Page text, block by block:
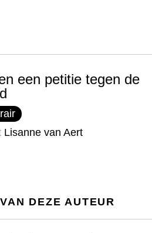
een petitie tegen de
Lisanne van Aert
DEZE AUTEUR